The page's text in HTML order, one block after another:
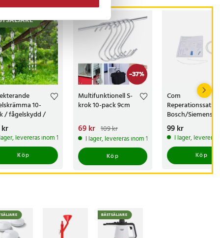
10-
/ fågelskydd /
för
och fruktträd
:129 kr
kr
levereras inom 1-2 vardagar
Köp
-37%
Multifunktionell S-
krok 10-pack 9cm
Nuvarande pris
69 krTidigare pris:
109 kr
69 kr 109 kr
I lager, levereras inom 1-2 vardagar
Köp
Com
Reperationssats
Bosch/Siemens
12005744
Pris:99 kr
99 kr
I lager,
Köp
BÄSTSÄLJARE